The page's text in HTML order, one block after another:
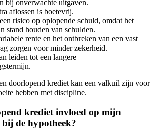
bij onverwachte uitgaven.
aflossen is boetevrij.
risico op oplopende schuld, omdat het
stand houden van schulden.
rente en het ontbreken van een vast
zorgen voor minder zekerheid.
leiden tot een langere
doorlopend krediet kan een valkuil zijn voor
hebben met discipline.
krediet invloed op mijn
bij de hypotheek?